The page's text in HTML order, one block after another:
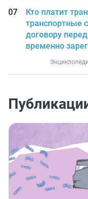
Кто платит
транспортные
договору
временно